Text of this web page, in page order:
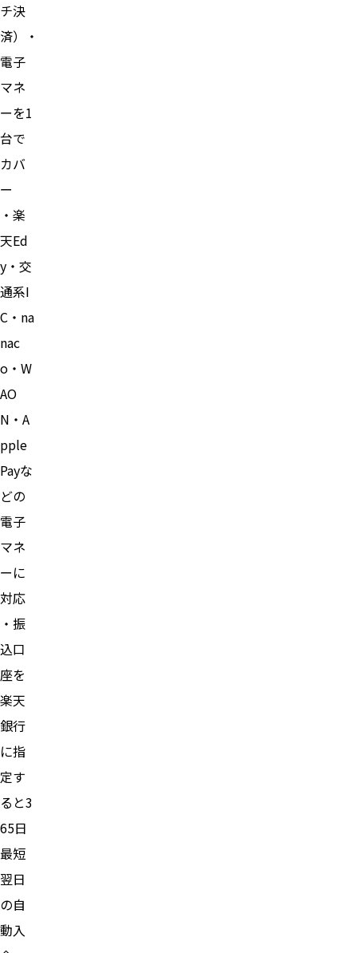
チ決
済）・
電子
マネ
ーを1
台で
カバ
ー
・楽
天Ed
y・交
通系I
C・na
nac
o・W
AO
N・A
pple
Payな
どの
電子
マネ
ーに
対応
・振
込口
座を
楽天
銀行
に指
定す
ると3
65日
最短
翌日
の自
動入